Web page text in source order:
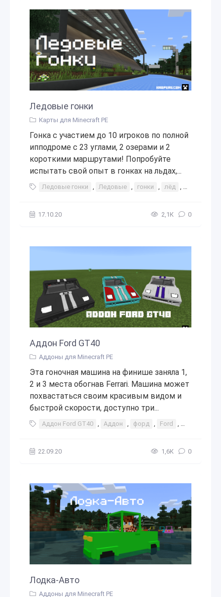
Ледовые гонки
Карты для Minecraft PE
Гонка с участием до 10 игроков по полной
ипподроме с 23 углами, 2 озерами и 2
короткими маршрутами! Попробуйте
испытать свой опыт в гонках на льдах,...
Ледовые гонки , Ледовые , гонки , лёд , гонка
17.10.20 2,1К 0
Аддон Ford GT40
Аддоны для Minecraft PE
Эта гоночная машина на финише заняла 1,
2 и 3 места обогнав Ferrari. Машина может
похвастаться своим красивым видом и
быстрой скорости, доступно три...
Аддон Ford GT40 , Аддон , форд , Ford , GT40
22.09.20 1,6К 0
Лодка-Авто
Аддоны для Minecraft PE